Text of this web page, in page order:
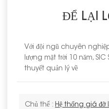
ĐỂ LẠI
Với đội ngũ chuyên
lượng mặt trời 10 năm,
thuyết quản lý về
Chủ thể : Hệ thống giá đỡ